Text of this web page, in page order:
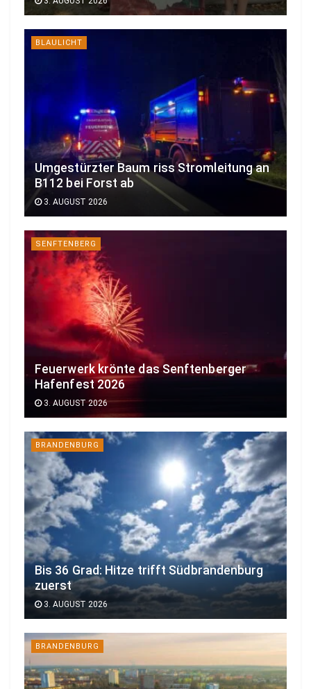
BLAULICHT
Umgestürzter Baum riss Stromleitung an
B112 bei Forst ab
3. AUGUST 2026
SENFTENBERG
Feuerwerk krönte das Senftenberger
Hafenfest 2026
3. AUGUST 2026
BRANDENBURG
Bis 36 Grad: Hitze trifft Südbrandenburg
zuerst
3. AUGUST 2026
BRANDENBURG